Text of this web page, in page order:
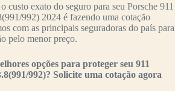
custo exato do seguro para seu Porsche 911
992) 2024 é fazendo uma cotação
com as principais seguradoras do país para
pelo menor preço.
opções para proteger seu 911
992)? Solicite uma cotação agora